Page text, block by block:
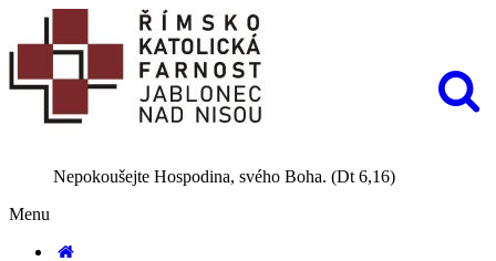
Nepokoušejte Hospodina, svého Boha. (Dt 6,16)
Menu